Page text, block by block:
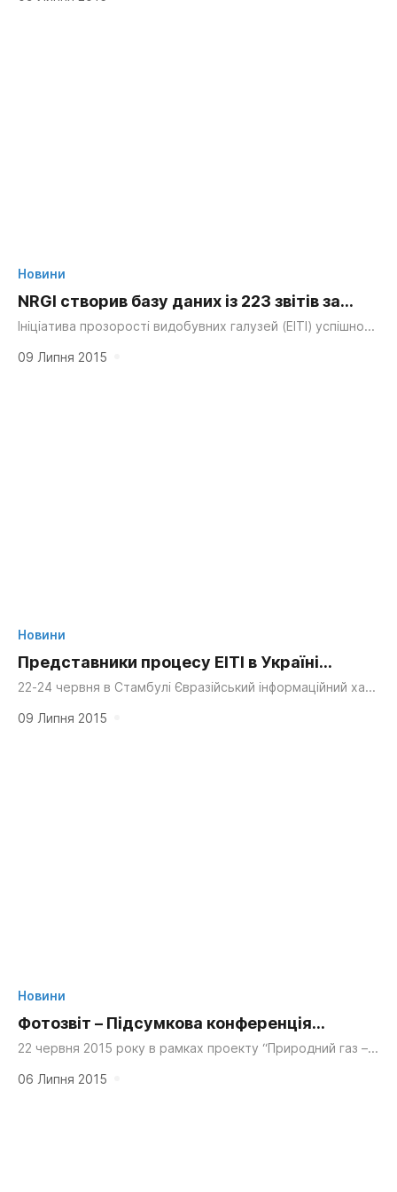
конкуренції на ринку
Новини
NRGI створив базу даних із 223 звітів за
стандартами ЕІТІ
Ініціатива прозорості видобувних галузей (ЕІТІ) успішно
протягом останніх десяти років, однак дані зі звітів...
09 Липня 2015
Новини
Представники процесу ЕІТІ в Україні
навчилися аналізувати звітність
22-24 червня в Стамбулі Євразійський інформаційний хаб
Knowledge Hub) організував тренінг з аналізу даних ЕІТІ...
09 Липня 2015
Новини
Фотозвіт – Підсумкова конференція
«Сталий енергетичний розвиток: теорія,
22 червня 2015 року в рамках проекту “Природний газ –
організовано Підсумкову конференцію «Сталий...
06 Липня 2015